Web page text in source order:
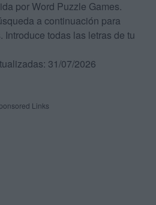
por Word Puzzle Games.
a continuación para
Introduce todas las letras de tu
31/07/2026
Links